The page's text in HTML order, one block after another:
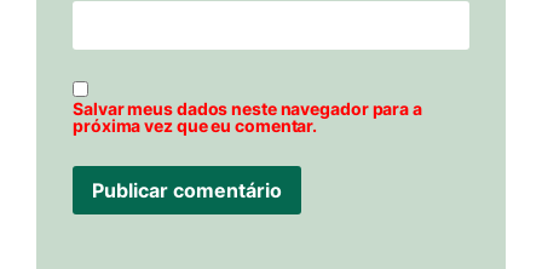
Salvar meus dados neste navegador para a
próxima vez que eu comentar.